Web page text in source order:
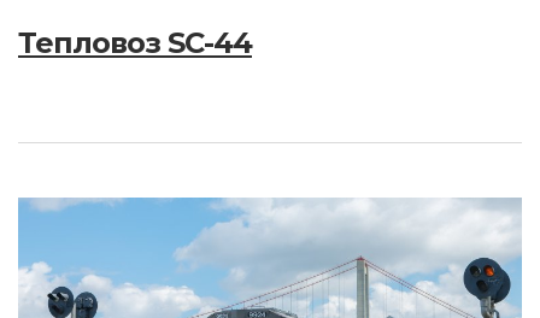
Тепловоз SC-44